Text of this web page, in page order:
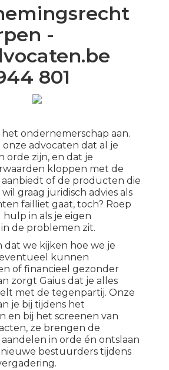
-
801
ondernemerschap aan.
onze advocaten dat al je
orde zijn, en dat je
kloppen met de
aanbiedt of de producten die
graag juridisch advies als
failliet gaat, toch? Roep
in als je eigen
de problemen zit.
dat we kijken hoe we je
kunnen
of financieel gezonder
zorgt Gaius dat je alles
met de tegenpartij. Onze
je bij tijdens het
en bij het screenen van
ze brengen de
in orde én ontslaan
bestuurders tijdens